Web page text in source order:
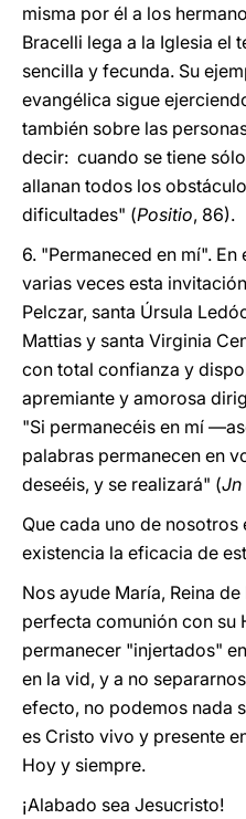
misma por él a los
Bracelli lega a la Iglesia el
sencilla y fecunda. Su
evangélica sigue
también sobre las
decir: cuando se tiene
allanan todos los
dificultades" (Positio, 86).
6. "Permaneced en mí".
varias veces esta
Pelczar, santa Úrsula
Mattias y santa Virginia
con total confianza y
apremiante y amorosa
"Si permanecéis en mí
palabras permanecen en
deseéis, y se realizará" (Jn
Que cada uno de nosotros
existencia la eficacia de
Nos ayude María, Reina
perfecta comunión con su
permanecer "injertados"
en la vid, y a no
efecto, no podemos nada
es Cristo vivo y presente
Hoy y siempre.
¡Alabado sea Jesucristo!